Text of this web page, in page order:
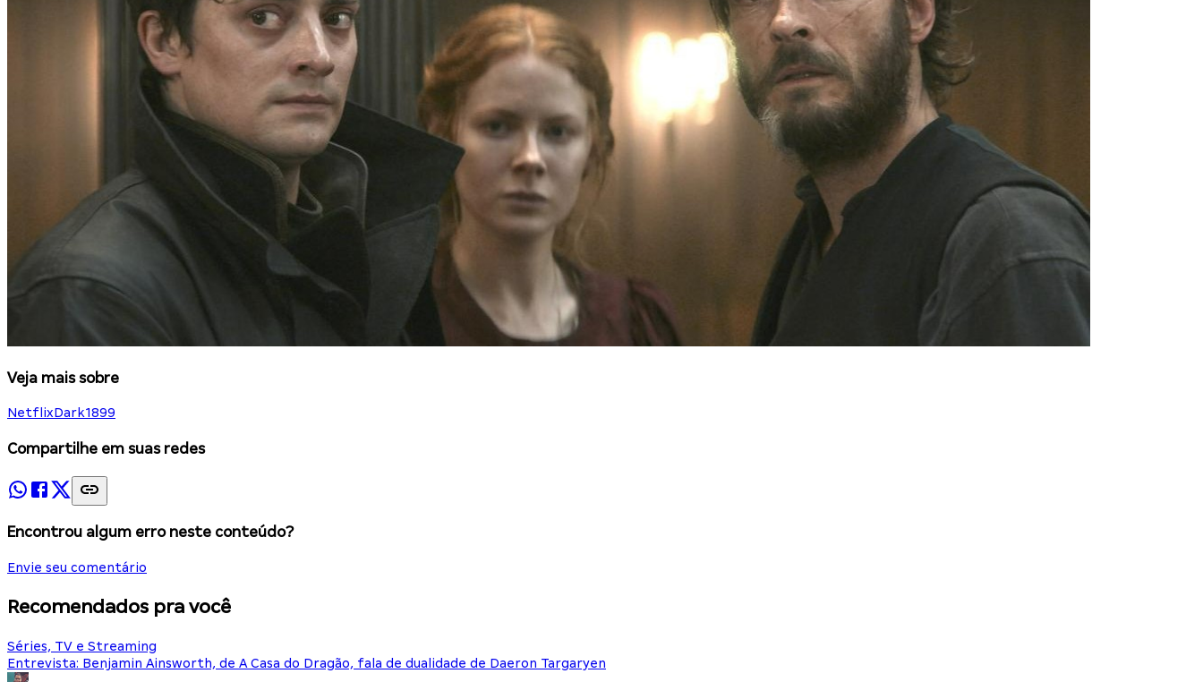
Veja mais sobre
NetflixDark1899
Compartilhe em suas redes
Encontrou algum erro neste conteúdo?
Envie seu comentário
Recomendados pra você
Séries, TV e Streaming
Entrevista: Benjamin Ainsworth, de A Casa do Dragão, fala de dualidade de Daeron Targaryen